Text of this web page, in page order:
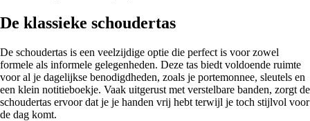
De klassieke schoudertas
De schoudertas is een veelzijdige optie die perfect is voor zowel
formele als informele gelegenheden. Deze tas biedt voldoende ruimte
voor al je dagelijkse benodigdheden, zoals je portemonnee, sleutels en
een klein notitieboekje. Vaak uitgerust met verstelbare banden, zorgt de
schoudertas ervoor dat je je handen vrij hebt terwijl je toch stijlvol voor
de dag komt.